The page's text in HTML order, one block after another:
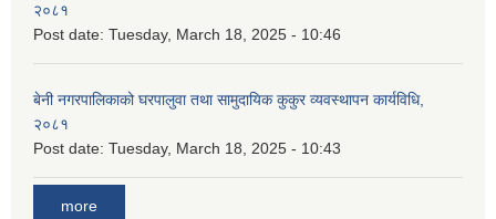
२०८१
Post date: Tuesday, March 18, 2025 - 10:46
बेनी नगरपालिकाको घरपालुवा तथा सामुदायिक कुकुर व्यवस्थापन कार्यविधि,
२०८१
Post date: Tuesday, March 18, 2025 - 10:43
more